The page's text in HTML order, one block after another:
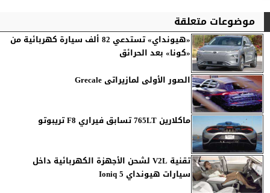
موضوعات متعلقة
«هيونداي» تستدعي 82 ألف سيارة كهربائية من
«كونا» بعد الحرائق
الصور الأولى لمازيراتى Grecale
ماكلارين 765LT تسابق فيراري F8 تريبوتو
تقنية V2L لشحن الأجهزة الكهربائية داخل
سيارات هيونداي Ioniq 5